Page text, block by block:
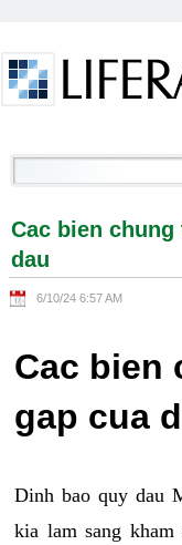
Cac bien chung
Cac bien
dau
6/10/24 6:57 AM
Cac bien
gap cua
Dinh bao quy dau
kia lam sang